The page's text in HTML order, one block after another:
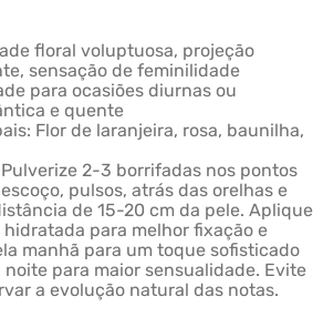
floral voluptuosa, projeção
sensação de feminilidade
para ocasiões diurnas ou
e quente
Flor de laranjeira, rosa, baunilha,
2-3 borrifadas nos pontos
pulsos, atrás das orelhas e
de 15-20 cm da pele. Aplique
para melhor fixação e
manhã para um toque sofisticado
noite para maior sensualidade. Evite
a evolução natural das notas.